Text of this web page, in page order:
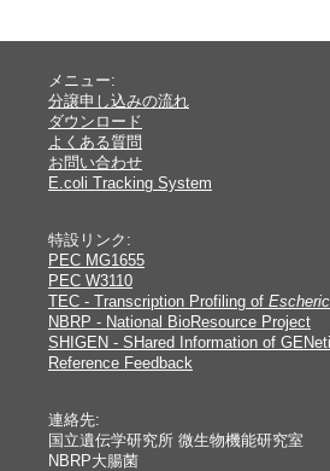
メニュー:
分譲申し込みの流れ
ダウンロード
よくある質問
お問い合わせ
E.coli Tracking System
特設リンク:
PEC MG1655
PEC W3110
TEC - Transcription Profiling of
NBRP - National BioResource Project
SHIGEN - SHared Information of
Reference Feedback
連絡先:
国立遺伝学研究所 微生物機能研究室
NBRP大腸菌